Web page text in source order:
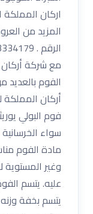
اركان
المزيد من
مع شركة
الفوم
أركان المملكة
فوم البولي
سواء
مادة الفوم
وغير
عليه. يتسم
يتسم بخفة